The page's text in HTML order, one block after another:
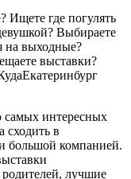
Ищете где погулять
Выбираете
на выходные?
выставки?
самых интересных
сходить в
большой компанией.
лучшие